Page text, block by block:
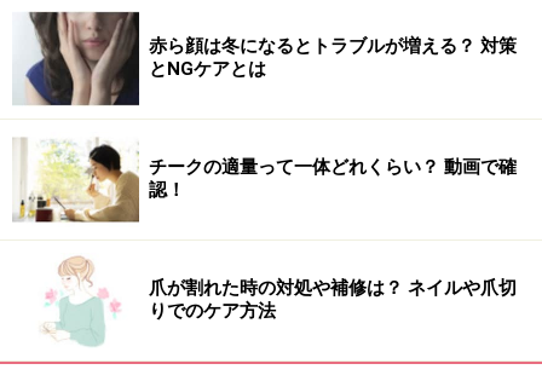
赤ら顔は冬になるとトラブルが増える？ 対策
とNGケアとは
チークの適量って一体どれくらい？ 動画で確
認！
爪が割れた時の対処や補修は？ ネイルや爪切
りでのケア方法